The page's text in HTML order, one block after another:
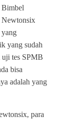
Bimbel
Newtonsix
yang
yang sudah
uji tes SPMB
bisa
adalah yang
para